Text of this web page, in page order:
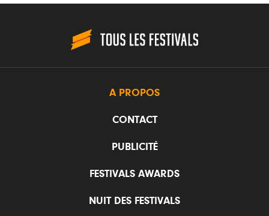
A PROPOS
CONTACT
PUBLICITÉ
FESTIVALS AWARDS
NUIT DES FESTIVALS